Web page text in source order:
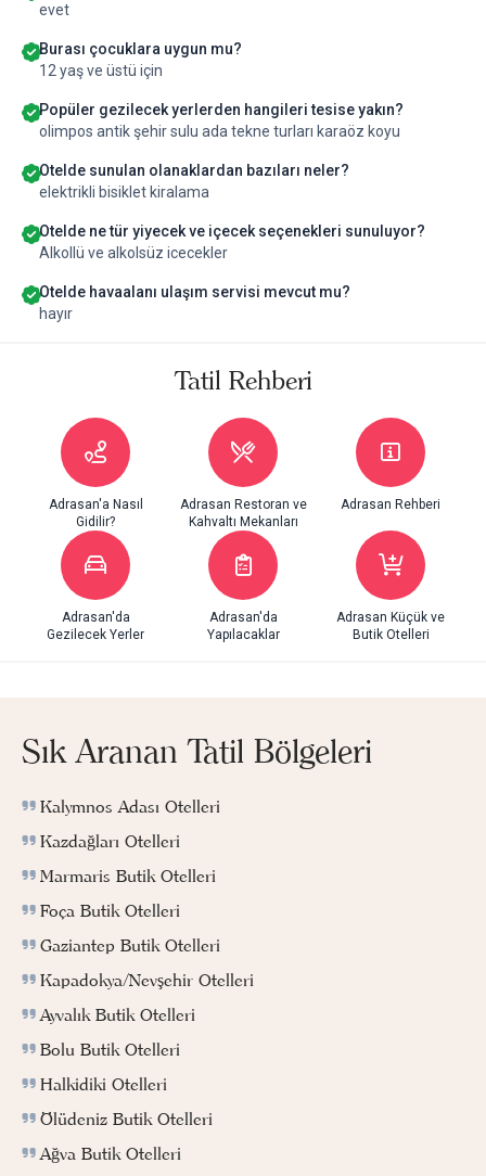
evet
Burası çocuklara uygun mu?
12 yaş ve üstü için
Popüler gezilecek yerlerden hangileri tesise yakın?
olimpos antik şehir sulu ada tekne turları karaöz koyu
Otelde sunulan olanaklardan bazıları neler?
elektrikli bisiklet kiralama
Otelde ne tür yiyecek ve içecek seçenekleri sunuluyor?
Alkollü ve alkolsüz icecekler
Otelde havaalanı ulaşım servisi mevcut mu?
hayır
Tatil Rehberi
Adrasan'a Nasıl
Gidilir?
Adrasan Restoran ve
Kahvaltı Mekanları
Adrasan Rehberi
Adrasan'da
Gezilecek Yerler
Adrasan'da
Yapılacaklar
Adrasan Küçük ve
Butik Otelleri
Sık Aranan Tatil Bölgeleri
Kalymnos Adası Otelleri
Kazdağları Otelleri
Marmaris Butik Otelleri
Foça Butik Otelleri
Gaziantep Butik Otelleri
Kapadokya/Nevşehir Otelleri
Ayvalık Butik Otelleri
Bolu Butik Otelleri
Halkidiki Otelleri
Ölüdeniz Butik Otelleri
Ağva Butik Otelleri